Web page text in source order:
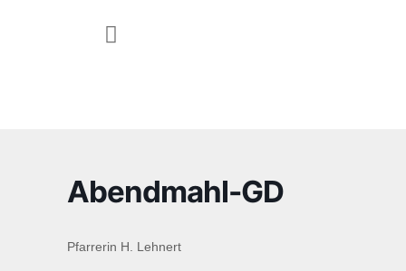
Abendmahl-GD
Pfarrerin H. Lehnert